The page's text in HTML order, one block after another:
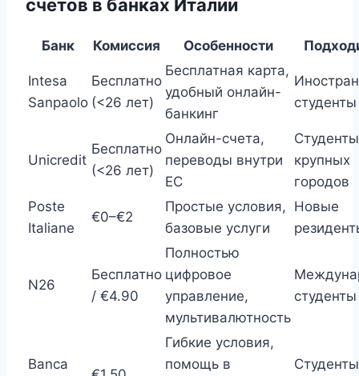
счетов в банках Италии
Банк Комиссия Особенности
Intesa
Sanpaolo
Бесплатно
(<26 лет)
Бесплатная карта,
удобный онлайн-
банкинг
студенты
Unicredit
Бесплатно
(<26 лет)
Онлайн-счета,
переводы внутри
ЕС
Студенты
крупных
городов
Poste
Italiane
€0–€2
Простые условия,
базовые услуги
Новые
N26
Бесплатно
/ €4.90
Полностью
цифровое
управление,
мультивалютность
студенты
Banca
Гибкие условия,
помощь в